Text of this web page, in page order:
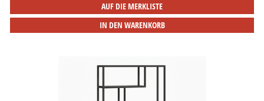
AUF DIE MERKLISTE
IN DEN WARENKORB